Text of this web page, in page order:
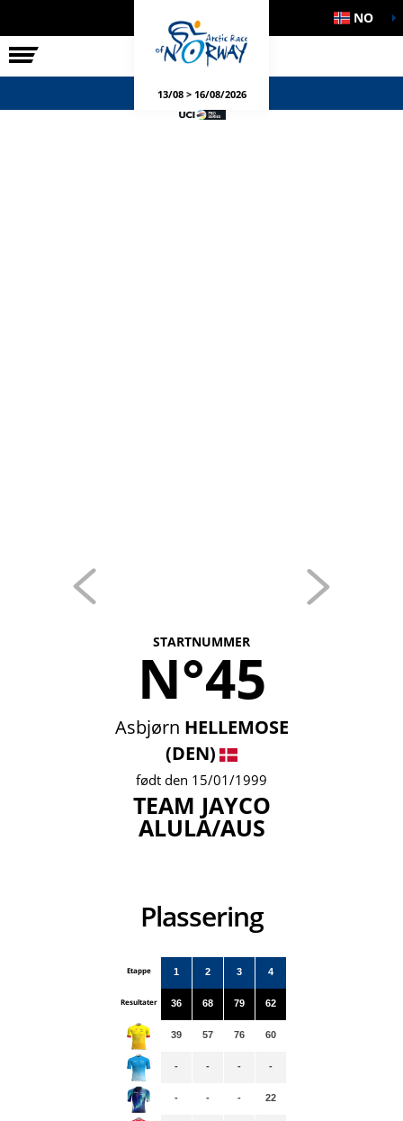
NO
13/08 > 16/08/2026
STARTNUMMER
N°45
Asbjørn HELLEMOSE
(DEN)
født den 15/01/1999
TEAM JAYCO
ALULA/AUS
Plassering
Etappe
Resultater
1
36
39
-
-
2
68
57
-
-
3
79
76
-
-
4
62
60
-
22